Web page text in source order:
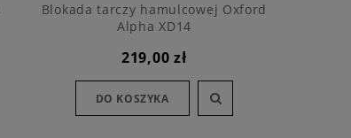
Blokada tarczy hamulcowej Oxford
Alpha XD14
219,00 zł
DO KOSZYKA